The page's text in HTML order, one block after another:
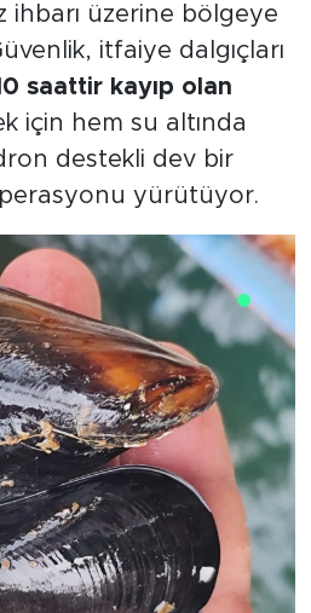
ihbarı üzerine bölgeye
itfaiye dalgıçları
saattir kayıp olan
için hem su altında
destekli dev bir
yürütüyor.